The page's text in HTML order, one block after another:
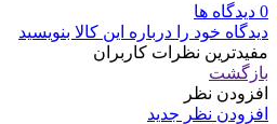
0 دیدگاه ها
دیدگاه خود را درباره این کالا بنویسید
مفیدترین نظرات کاربران
بازگشت
افزودن نظر
افزودن نظر جدید